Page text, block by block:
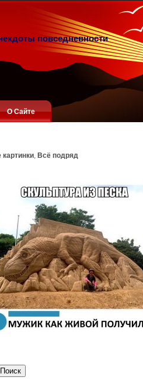
повседневности
О Сайте
, Всё подряд